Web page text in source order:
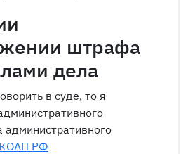
штрафа
дела
в суде, то я
административного
КОАП РФ